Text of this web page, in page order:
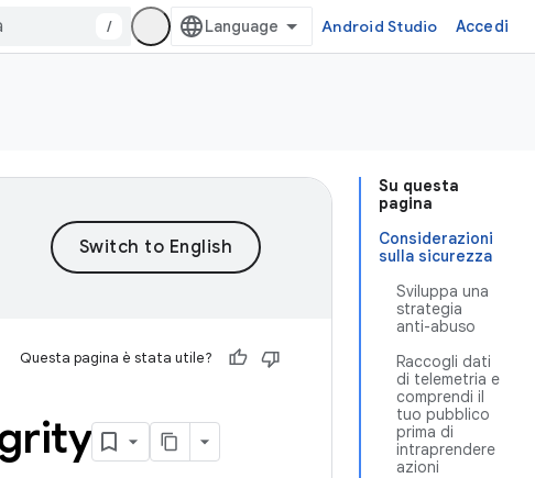
/ Android Studio Accedi
Su questa
pagina
Considerazioni
sulla sicurezza
Sviluppa una
strategia
anti-abuso
Raccogli dati
di telemetria e
comprendi il
tuo pubblico
prima di
intraprendere
azioni
Questa pagina è stata utile?